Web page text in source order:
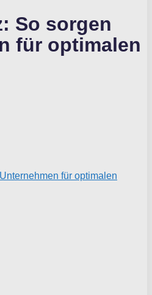
So sorgen
für optimalen